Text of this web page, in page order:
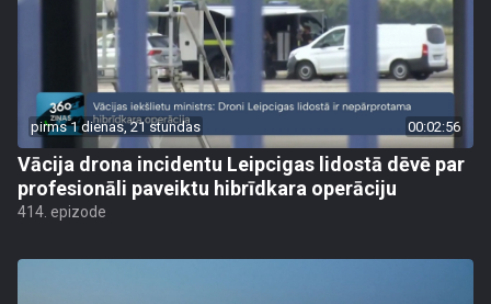
pirms 1 dienas, 21 stundas 00:02:56
Vācija drona incidentu Leipcigas lidostā dēvē par
profesionāli paveiktu hibrīdkara operāciju
414. epizode